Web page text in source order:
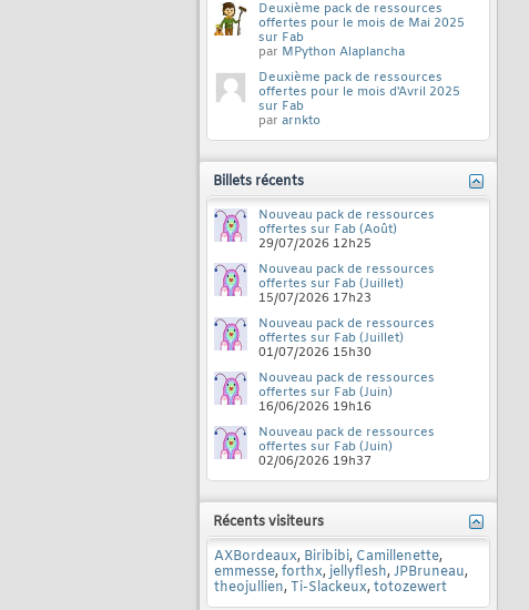
Deuxième pack de ressources
offertes pour le mois de Mai 2025
sur Fab
par MPython Alaplancha
Deuxième pack de ressources
offertes pour le mois d'Avril 2025
sur Fab
par arnkto
Billets récents
Nouveau pack de ressources
offertes sur Fab (Août)
29/07/2026 12h25
Nouveau pack de ressources
offertes sur Fab (Juillet)
15/07/2026 17h23
Nouveau pack de ressources
offertes sur Fab (Juillet)
01/07/2026 15h30
Nouveau pack de ressources
offertes sur Fab (Juin)
16/06/2026 19h16
Nouveau pack de ressources
offertes sur Fab (Juin)
02/06/2026 19h37
Récents visiteurs
AXBordeaux, Biribibi, Camillenette,
emmesse, forthx, jellyflesh, JPBruneau,
theojullien, Ti-Slackeux, totozewert